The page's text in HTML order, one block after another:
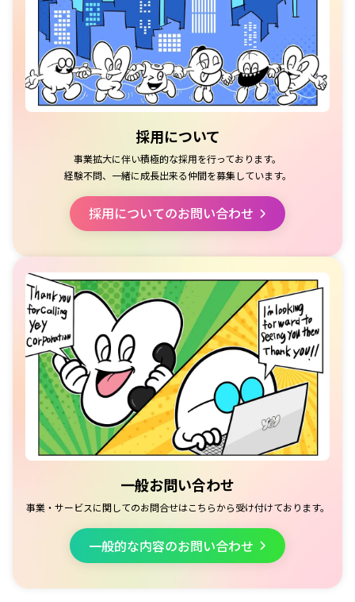
採用について
事業拡大に伴い積極的な採用を行っております。
経験不問、一緒に成長出来る仲間を募集しています。
採用についてのお問い合わせ
一般お問い合わせ
事業・サービスに関してのお問合せはこちらから受け付けております。
一般的な内容のお問い合わせ